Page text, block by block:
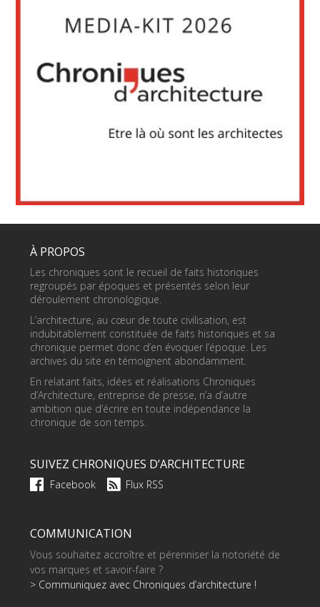
À PROPOS
Les chroniques sont le recueil de faits historiques
regroupés par époques et présentés selon leur
déroulement chronologique.
L’architecture, au cœur de toute civilisation, est
indubitablement constituée de faits historiques et sa
chronique permet donc d’en évoquer l’époque. Les
archives du site en témoignent abondamment.
En relatant faits, idées et réalisations Chroniques
d’Architecture, entreprise de presse, n’a d’autre
ambition que d’écrire en toute indépendance la
chronique de son temps.
SUIVEZ CHRONIQUES D’ARCHITECTURE
Facebook Flux RSS
COMMUNICATION
Vous souhaitez accroître et pérenniser la notoriété de
vos marques et savoir-faire ?
> Communiquez avec Chroniques d’architecture !